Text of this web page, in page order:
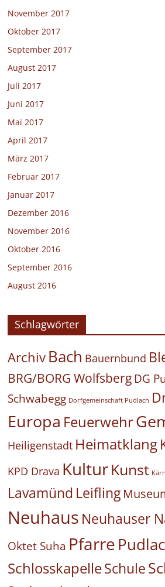
November 2017
Oktober 2017
September 2017
August 2017
Juli 2017
Juni 2017
Mai 2017
April 2017
März 2017
Februar 2017
Januar 2017
Dezember 2016
November 2016
Oktober 2016
September 2016
August 2016
Schlagwörter
Archiv Bach Bauernbund
BRG/BORG Wolfsberg DG
Schwabegg Dorfgemeinschaft Pudlach
Europa Feuerwehr
Heiligenstadt Heimatklang
KPD Drava KulturKunst
Lavamünd Leifling
Neuhaus Neuhauser
Oktet Suha Pfarre
SchlosskapelleSchule